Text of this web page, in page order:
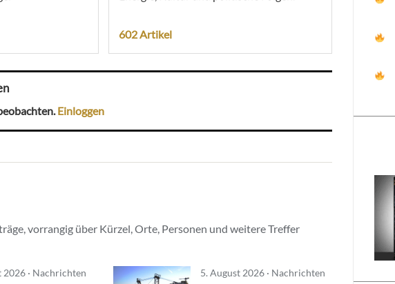
602 Artikel
Einloggen
vorrangig über Kürzel, Orte, Personen und weitere Treffer
2026 · Nachrichten 5. August 2026 · Nachrichten